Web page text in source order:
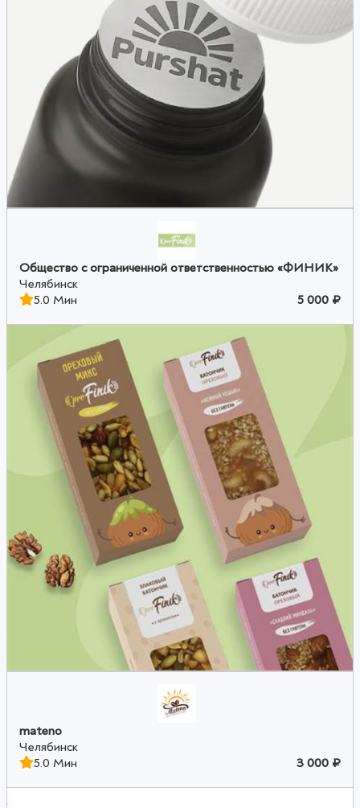
Общество с ограниченной ответственностью «ФИНИК»
Челябинск
5.0 Мин
5 000 ₽
mateno
Челябинск
5.0 Мин
3 000 ₽